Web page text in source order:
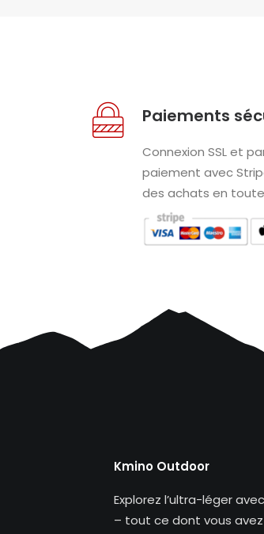
Paiements
Connexion SSL et
paiement avec
des achats en
Kmino Outdoor
Explorez l’ultra-léger
– tout ce dont vous